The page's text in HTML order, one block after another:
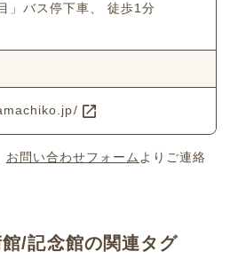
」バス停下車、 徒歩1分
お問い合わせフォーム よりご連絡
/記念館の関連タグ